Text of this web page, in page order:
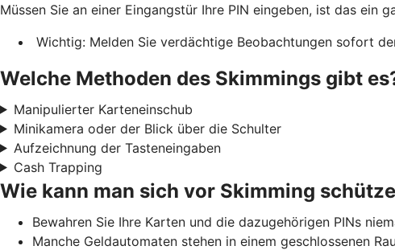
Müssen Sie an einer Eingangstür Ihre PIN eingeben, ist das ein
Wichtig: Melden Sie verdächtige Beobachtungen sofort
Welche Methoden des Skimmings gibt
Manipulierter Karteneinschub
Minikamera oder der Blick über die Schulter
Aufzeichnung der Tasteneingaben
Cash Trapping
Wie kann man sich vor Skimming
Bewahren Sie Ihre Karten und die dazugehörigen PINs
Manche Geldautomaten stehen in einem geschlossenen